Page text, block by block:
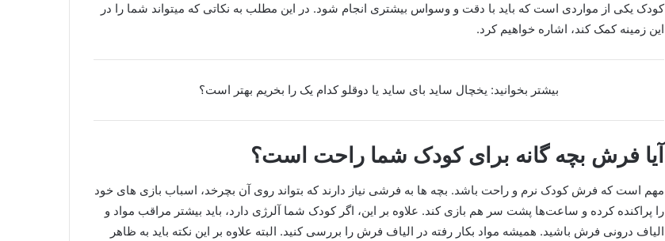
کودک یکی از مواردی است که باید با دقت و وسواس بیشتری انجام شود. در این مطلب به نکاتی که می­تواند شما را در
این زمینه کمک کند، اشاره خواهیم کرد.
بیشتر بخوانید: یخچال ساید بای ساید یا دوقلو کدام یک را بخریم بهتر است؟
آیا فرش بچه گانه برای کودک شما راحت است؟
مهم است که فرش کودک نرم و راحت باشد. بچه ها به فرشی نیاز دارند که بتواند روی آن بچرخد، اسباب بازی های خود
را پراکنده کرده و ساعت‌ها پشت سر هم بازی کند. علاوه بر این، اگر کودک شما آلرژی دارد، باید بیشتر مراقب مواد و
الیاف درونی فرش باشید. همیشه مواد بکار رفته در الیاف فرش را بررسی کنید. البته علاوه بر این نکته باید به ظاهر